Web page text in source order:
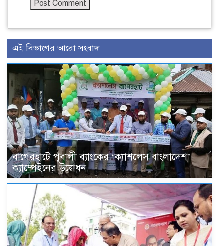
এই বিভাগের আরো সংবাদ
বাগেরহাটে পূবালী ব্যাংকের ‘ক্যাশলেস বাংলাদেশ’
ক্যাম্পেইনের উদ্বোধন